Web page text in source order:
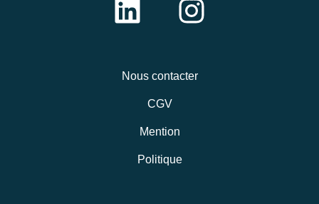
Nous contacter
CGV
Mention
Politique